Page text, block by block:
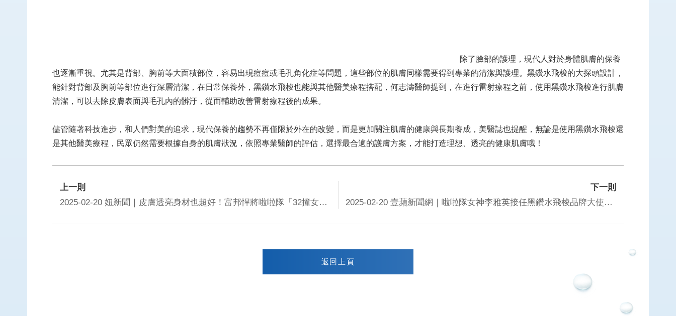
除了臉部的護理，現代人對於身體肌膚的保養
也逐漸重視。尤其是背部、胸前等大面積部位，容易出現痘痘或毛孔角化症等問題，這些部位的肌膚同樣需要得到專業的清潔與護理。黑鑽水飛梭的大探頭設計，
能針對背部及胸前等部位進行深層清潔，在日常保養外，黑鑽水飛梭也能與其他醫美療程搭配，何志濤醫師提到，在進行雷射療程之前，使用黑鑽水飛梭進行肌膚
清潔，可以去除皮膚表面與毛孔內的髒汙，從而輔助改善雷射療程後的成果。
儘管隨著科技進步，和人們對美的追求，現代保養的趨勢不再僅限於外在的改變，而是更加關注肌膚的健康與長期養成，美醫誌也提醒，無論是使用黑鑽水飛梭還
是其他醫美療程，民眾仍然需要根據自身的肌膚狀況，依照專業醫師的評估，選擇最合適的護膚方案，才能打造理想、透亮的健康肌膚哦！
上一則
2025-02-20 妞新聞｜皮膚透亮身材也超好！富邦悍將啦啦隊「32撞女神」李雅英保養秘訣公開，卸妝超仔細、球場應援不忘補防曬
下一則
2025-02-20 壹蘋新聞網｜啦啦隊女神李雅英接任黑鑽水飛梭品牌大使，為健康無瑕肌應援
返回上頁